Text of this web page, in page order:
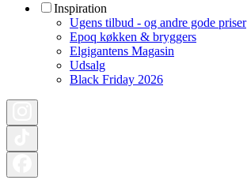
Inspiration
Ugens tilbud - og andre gode priser
Epoq køkken & bryggers
Elgigantens Magasin
Udsalg
Black Friday 2026